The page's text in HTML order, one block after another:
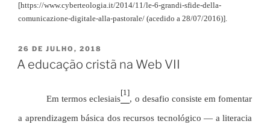
[https://www.cyberteologia.it/2014/11/le-6-grandi-sfide-della-
comunicazione-digitale-alla-pastorale/ (acedido a 28/07/2016)].
PUBLICADO
EM
26 DE JULHO, 2018
A educação cristã na Web VII
Em termos eclesiais
[1]
, o desafio consiste em fomentar
a aprendizagem básica dos recursos tecnológico — a literacia